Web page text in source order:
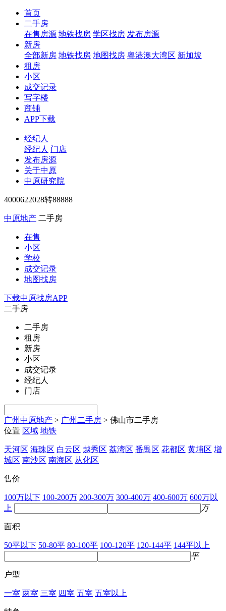
首页
二手房
在售房源 地铁找房 学区找房 发布房源
新房
全部新房 地铁找房 地图找房 粤港澳大湾区 新加坡
租房
小区
成交记录
写字楼
商铺
APP下载
经纪人
经纪人 门店
发布房源
关于中原
中原研究院
4000622028转88888
中原地产 二手房
在售
小区
学校
成交记录
地图找房
下载中原找房APP
二手房
二手房
租房
新房
小区
成交记录
经纪人
门店
广州中原地产 > 广州二手房 > 佛山市二手房
位置 区域 地铁
天河区 海珠区 白云区 越秀区 荔湾区 番禺区 花都区 黄埔区 增
城区 南沙区 南海区 从化区
售价
100万以下 100-200万 200-300万 300-400万 400-600万 600万以
上
万
面积
50平以下 50-80平 80-100平 100-120平 120-144平 144平以上
平
户型
一室 两室 三室 四室 五室 五室以上